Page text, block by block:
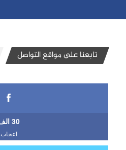
تابعنا على مواقع التواصل
30 الف
اعجاب